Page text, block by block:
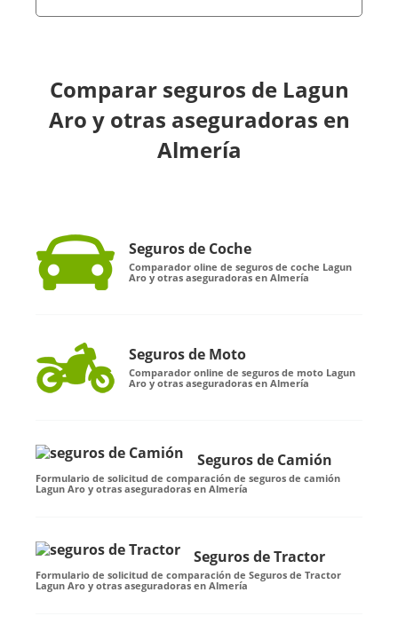
Comparar seguros de Lagun
Aro y otras aseguradoras en
Almería
Seguros de Coche
Comparador oline de seguros de coche Lagun
Aro y otras aseguradoras en Almería
Seguros de Moto
Comparador online de seguros de moto Lagun
Aro y otras aseguradoras en Almería
Seguros de Camión
Formulario de solicitud de comparación de seguros de camión
Lagun Aro y otras aseguradoras en Almería
Seguros de Tractor
Formulario de solicitud de comparación de Seguros de Tractor
Lagun Aro y otras aseguradoras en Almería